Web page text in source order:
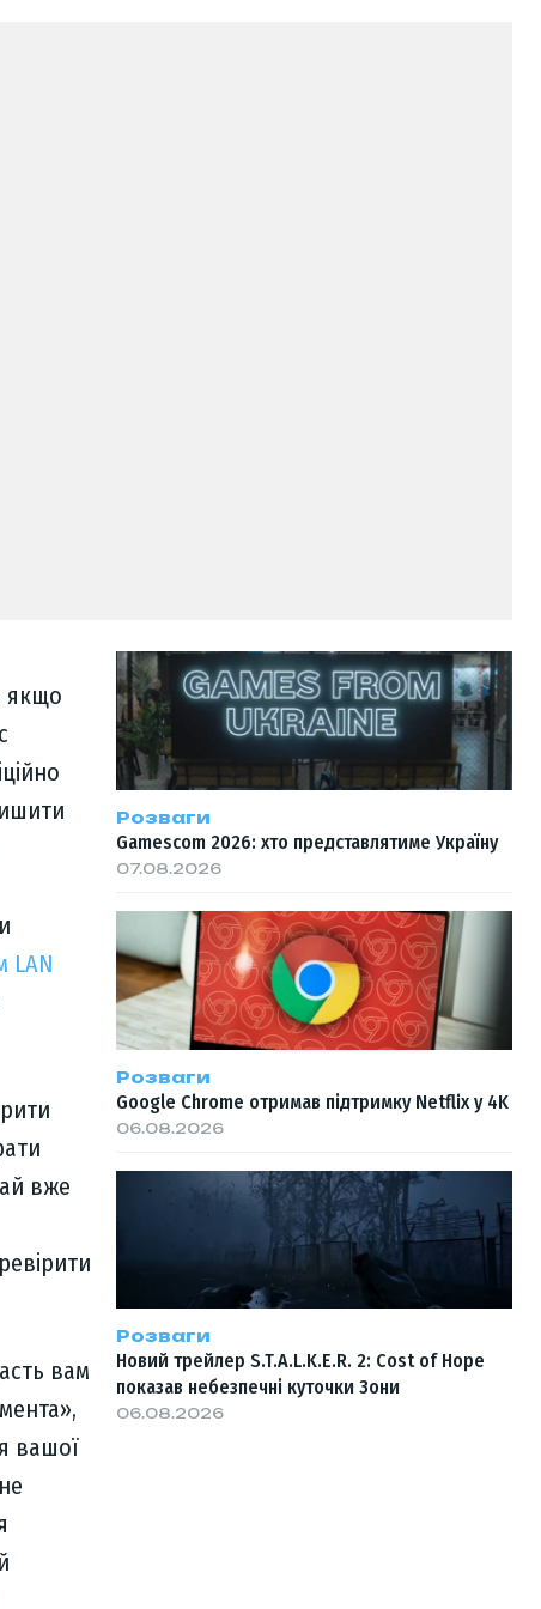
якщо
LAN
вже
вам
вашої
Розваги
Gamescom 2026: хто представлятиме Україну
07.08.2026
Розваги
Google Chrome отримав підтримку Netflix у 4K
06.08.2026
Розваги
Новий трейлер S.T.A.L.K.E.R. 2: Cost of Hope
показав небезпечні куточки Зони
06.08.2026